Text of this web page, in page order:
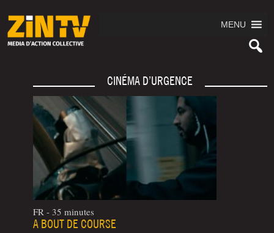
MENU
CINÉMA D’URGENCE
FR - 35 minutes
A BOUT DE COURSE